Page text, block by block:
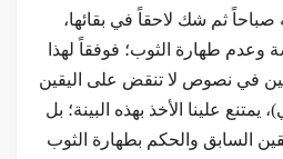
صباحاً ثم شك لاحقاً في بقائها،
وعدم طهارة الثوب؛ فوفقاً لهذا
في نصوص لا تنقض على اليقين
يمتنع علينا الأخذ بهذه البينة؛ بل
السابق والحكم بطهارة الثوب